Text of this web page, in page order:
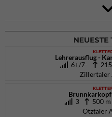
4Blocs
DAV Kletter- &
NEUESTE
Lehrerausflug -
6+/7-
Zillertaler
3
500
Ötztaler